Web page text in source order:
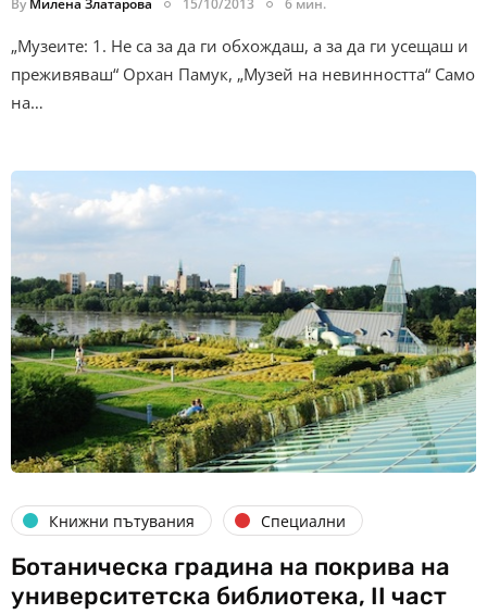
By Милена Златарова 15/10/2013 6 мин.
„Музеите: 1. Не са за да ги обхождаш, а за да ги усещаш и
преживяваш“ Орхан Памук, „Музей на невинността“ Само
на…
Книжни пътувания Специални
Ботаническа градина на покрива на
университетска библиотека, II част